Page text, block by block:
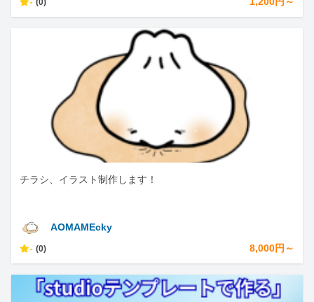
(0)
チラシ、イラスト制作します！
AOMAMEcky
- (0) 8,000円～